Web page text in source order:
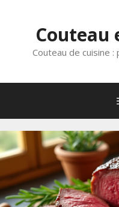
contenuCouteau
Couteau de cuisine